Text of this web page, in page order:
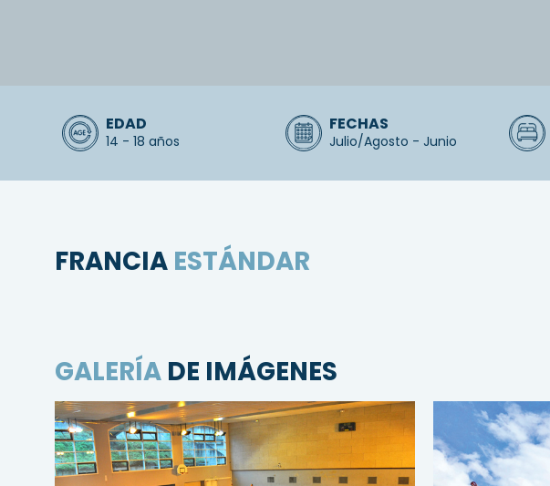
EDAD
14 - 18 años
FECHAS
Julio/Agosto - Junio
FRANCIA ESTÁNDAR
GALERÍA DE IMÁGENES